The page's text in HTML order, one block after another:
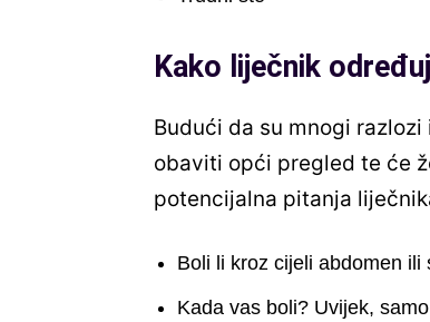
Kako liječnik
Budući da su mnogi
obaviti opći pregled te će
potencijalna pitanja
Boli li kroz cijeli abdomen
Kada vas boli? Uvijek,